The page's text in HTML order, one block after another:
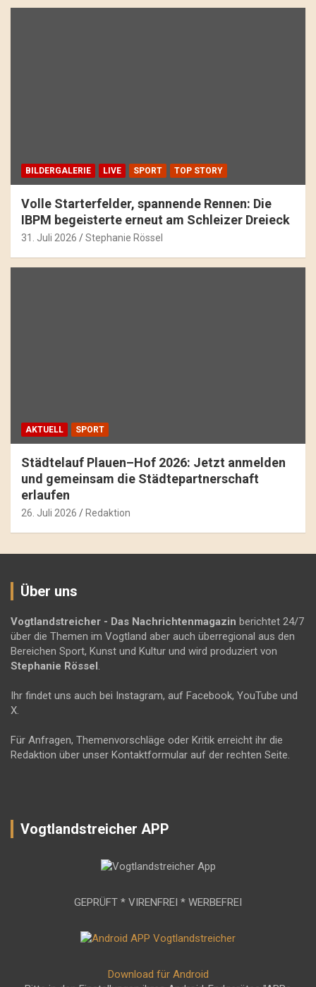
BILDERGALERIE LIVE SPORT TOP STORY
Volle Starterfelder, spannende Rennen: Die
IBPM begeisterte erneut am Schleizer Dreieck
31. Juli 2026 Stephanie Rössel
AKTUELL SPORT
Städtelauf Plauen–Hof 2026: Jetzt anmelden
und gemeinsam die Städtepartnerschaft
erlaufen
26. Juli 2026 Redaktion
Über uns
Vogtlandstreicher - Das Nachrichtenmagazin berichtet 24/7
über die Themen im Vogtland aber auch überregional aus den
Bereichen Sport, Kunst und Kultur und wird produziert von
Stephanie Rössel .
Ihr findet uns auch bei Instagram, auf Facebook, YouTube und
X.
Für Anfragen, Themenvorschläge oder Kritik erreicht ihr die
Redaktion über unser Kontaktformular auf der rechten Seite.
Vogtlandstreicher APP
GEPRÜFT * VIRENFREI * WERBEFREI
Download für Android